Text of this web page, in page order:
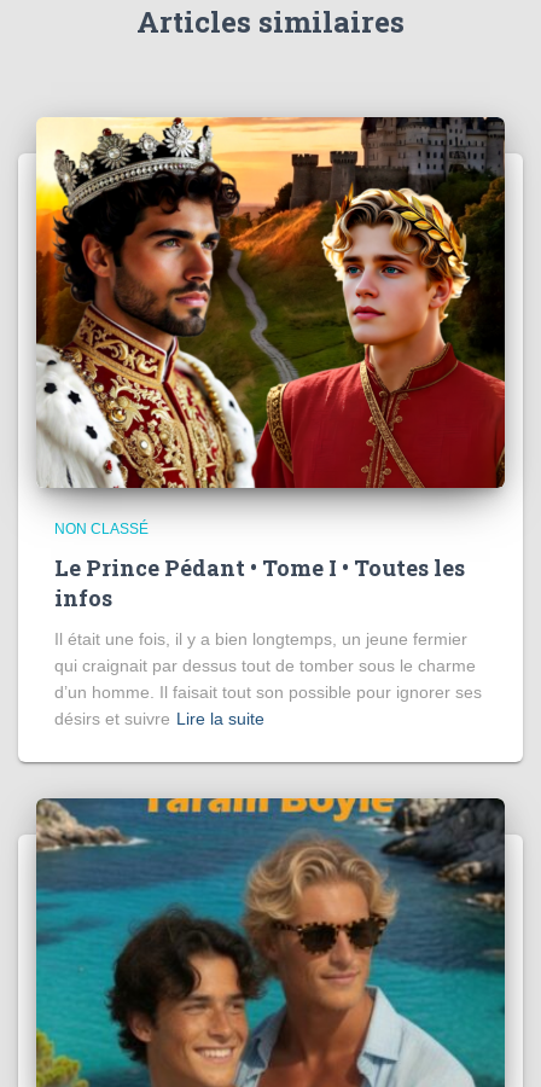
Articles similaires
NON CLASSÉ
Le Prince Pédant • Tome I • Toutes les
infos
Il était une fois, il y a bien longtemps, un jeune fermier
qui craignait par dessus tout de tomber sous le charme
d’un homme. Il faisait tout son possible pour ignorer ses
désirs et suivre Lire la suite